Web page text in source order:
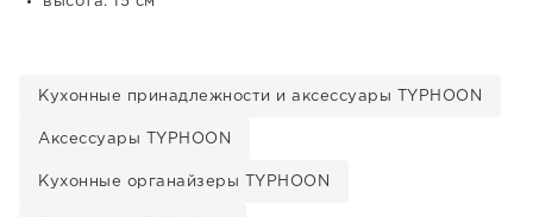
Кухонные принадлежности и аксессуары TYPHOON
Аксессуары TYPHOON
Кухонные органайзеры TYPHOON